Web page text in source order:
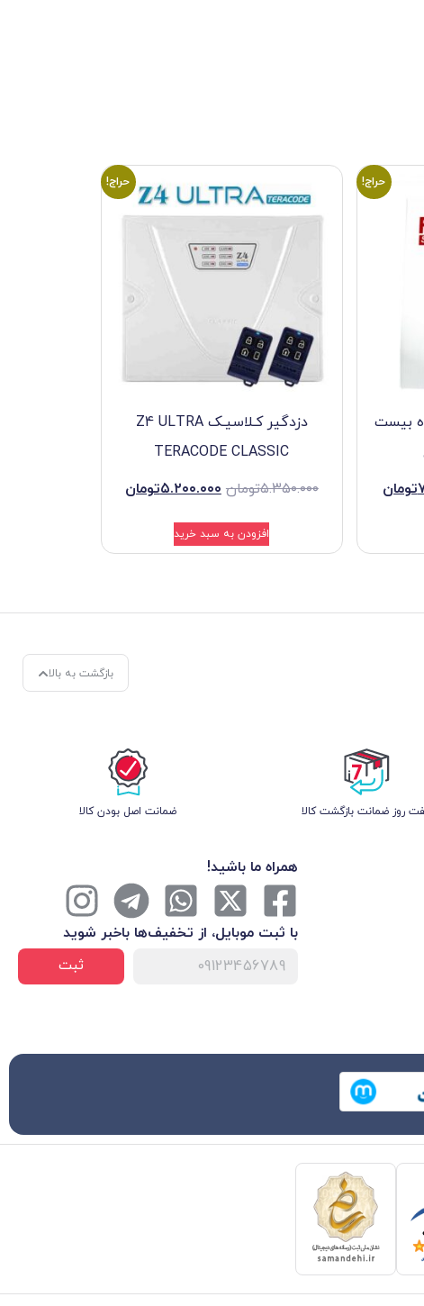
حراج!
بیست
تومان
حراج!
دزدگیر کـلاسیـک Z4 ULTRA
TERACODE CLASSIC
۵.۳۵۰.۰۰۰تومان ۵.۲۰۰.۰۰۰تومان
افزودن به سبد خرید
بازگشت به بالا
روز ضمانت بازگشت کالا ﺿﻤﺎﻧﺖ اﺻﻞ ﺑﻮدن ﮐﺎﻟﺎ
همراه ما باشید!
با ثبت موبایل، از تخفیف‌ها با‌خبر شوید
ثبت